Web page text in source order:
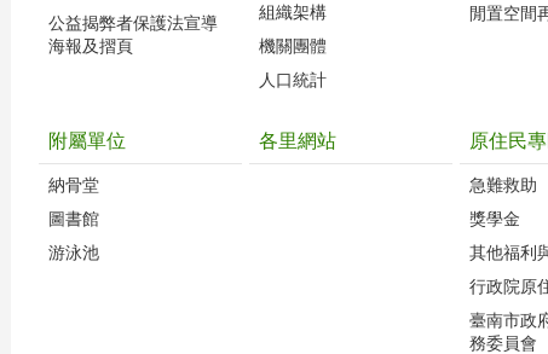
公益揭弊者保護法宣導
海報及摺頁
組織架構
機關團體
人口統計
閒置空間
附屬單位
納骨堂
圖書館
游泳池
各里網站 原住民
急難救助
獎學金
其他福利
行政院原
臺南市政
務委員會